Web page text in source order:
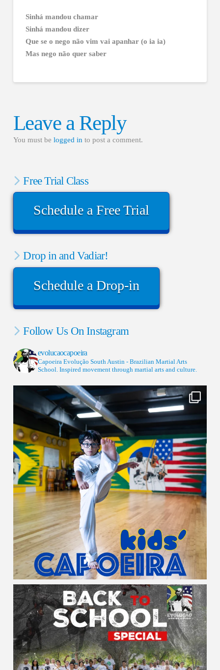
Sinhá mandou chamar
Sinhá mandou dizer
Que se o nego não vim vai apanhar (o ia ia)
Mas nego não quer saber
Leave a Reply
You must be logged in to post a comment.
Free Trial Class
Schedule a Free Trial
Drop in and Vadiar!
Schedule a Drop-in
Follow Us On Instagram
evolucaocapoeira
Capoeira Evolução South Austin - Brazilian Martial Arts
School. Inspired movement through martial arts and culture.